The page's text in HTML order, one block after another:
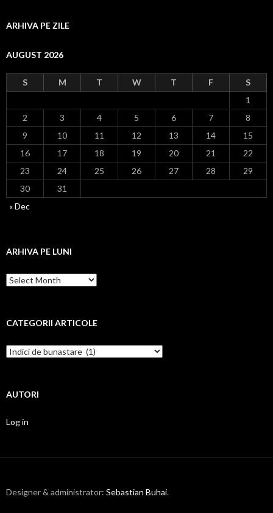
ARHIVA PE ZILE
AUGUST 2026
S M T W T F
S
1
2
3 4 5 6 7
8
9
10 11 12 13 14
15
16
17 18 19 20 21
22
23
24 25 26 27 28
29
30
31
« Dec
ARHIVA PE LUNI
Arhiva
pe
CATEGORII ARTICOLE
Categorii
articole
AUTORI
Log in
Designer & administrator: Sebastian Buhai.